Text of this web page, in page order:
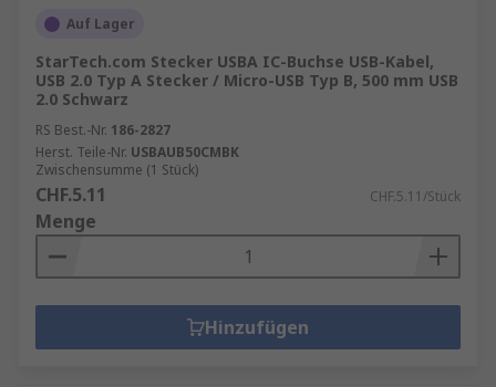
Auf Lager
StarTech.com Stecker USBA IC-Buchse USB-Kabel,
USB 2.0 Typ A Stecker / Micro-USB Typ B, 500 mm USB
2.0 Schwarz
RS Best.-Nr. 186-2827
Herst. Teile-Nr. USBAUB50CMBK
Zwischensumme (1 Stück)
CHF.5.11 CHF.5.11/Stück
Menge
Hinzufügen